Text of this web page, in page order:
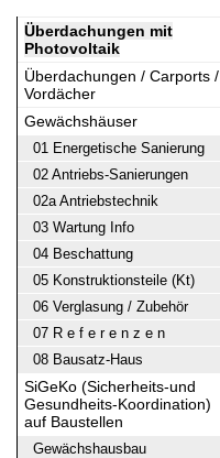
Überdachungen mit
Photovoltaik
Überdachungen / Carports /
Vordächer
Gewächshäuser
01 Energetische Sanierung
02 Antriebs-Sanierungen
02a Antriebstechnik
03 Wartung Info
04 Beschattung
05 Konstruktionsteile (Kt)
06 Verglasung / Zubehör
07 R e f e r e n z e n
08 Bausatz-Haus
SiGeKo (Sicherheits-und
Gesundheits-Koordination)
auf Baustellen
Gewächshausbau